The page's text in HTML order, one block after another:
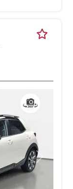
Next